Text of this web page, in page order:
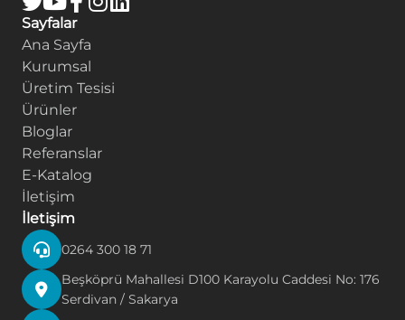
Sayfalar
Ana Sayfa
Kurumsal
Üretim Tesisi
Ürünler
Bloglar
Referanslar
E-Katalog
İletişim
İletişim
0264 300 18 71
Beşköprü Mahallesi D100 Karayolu Caddesi No: 176
Serdivan / Sakarya